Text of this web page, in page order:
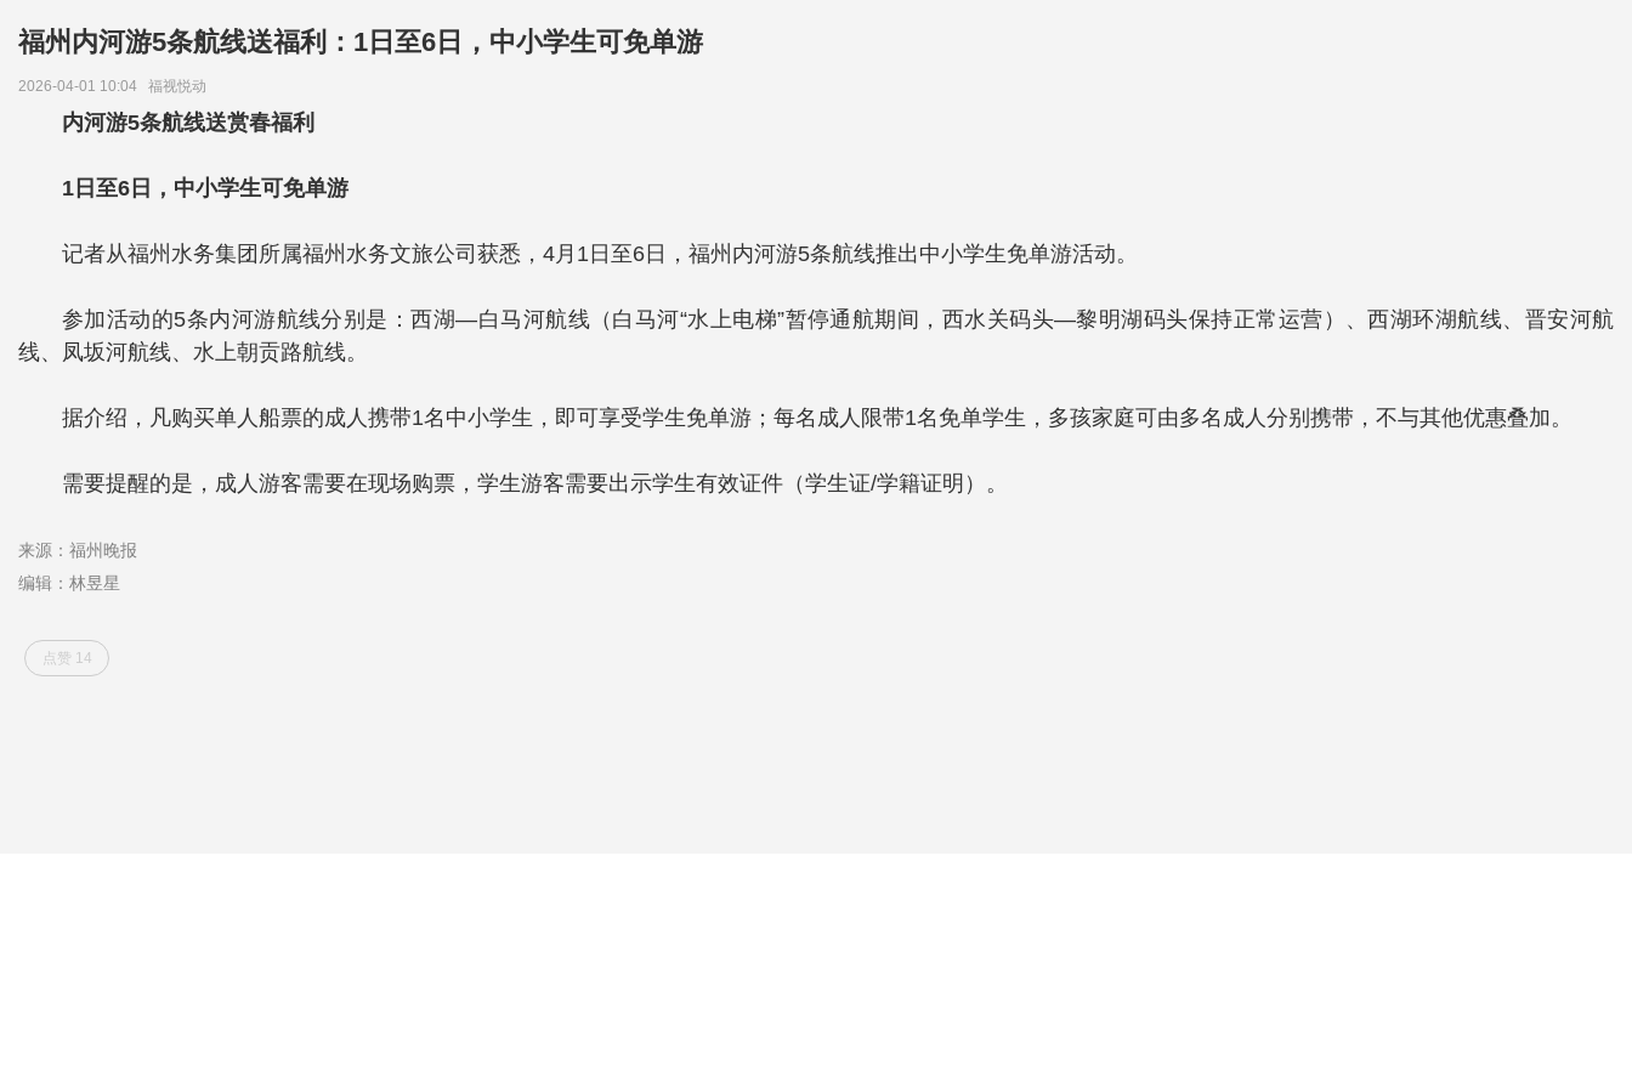
福州内河游5条航线送福利：1日至6日，中小学生可免单游
2026-04-01 10:04 福视悦动
内河游5条航线送赏春福利
1日至6日，中小学生可免单游
记者从福州水务集团所属福州水务文旅公司获悉，4月1日至6日，福州内河游5条航线推出中小学生免单游活动。
参加活动的5条内河游航线分别是：西湖—白马河航线（白马河“水上电梯”暂停通航期间，西水关码头—黎明湖码头保持正常运营）、西湖环湖航线、晋安河航
线、凤坂河航线、水上朝贡路航线。
据介绍，凡购买单人船票的成人携带1名中小学生，即可享受学生免单游；每名成人限带1名免单学生，多孩家庭可由多名成人分别携带，不与其他优惠叠加。
需要提醒的是，成人游客需要在现场购票，学生游客需要出示学生有效证件（学生证/学籍证明）。
来源：福州晚报
编辑：林昱星
点赞 14